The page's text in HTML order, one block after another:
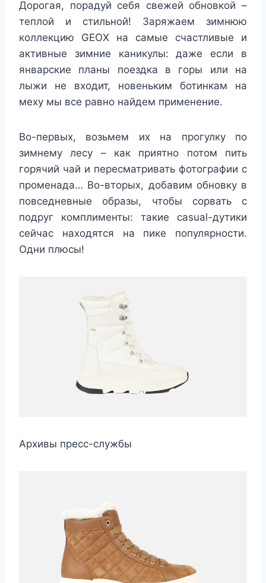
Дорогая, порадуй себя свежей обновкой –
теплой и стильной! Заряжаем зимнюю
коллекцию GEOX на самые счастливые и
активные зимние каникулы: даже если в
январские планы поездка в горы или на
лыжи не входит, новеньким ботинкам на
меху мы все равно найдем применение.
Во-первых, возьмем их на прогулку по
зимнему лесу – как приятно потом пить
горячий чай и пересматривать фотографии с
променада… Во-вторых, добавим обновку в
повседневные образы, чтобы сорвать с
подруг комплименты: такие casual-дутики
сейчас находятся на пике популярности.
Одни плюсы!
Архивы пресс-службы